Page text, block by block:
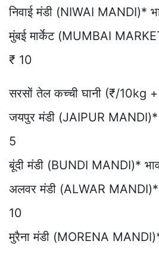
निवाई मंडी (NIWAI MANDI)*
मुंबई मार्केट (MUMBAI
₹ 10
सरसों तेल कच्ची घानी (₹/10kg
जयपुर मंडी (JAIPUR MANDI)*
5
बूंदी मंडी (BUNDI MANDI)*
अलवर मंडी (ALWAR
10
मुरैना मंडी (MORENA